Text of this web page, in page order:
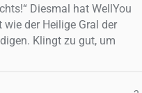
Diesmal hat WellYou
der Heilige Gral der
Klingt zu gut, um